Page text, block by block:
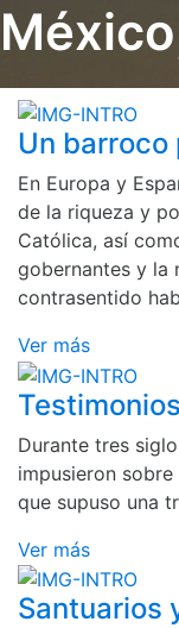
Un barroco
En Europa y
de la riqueza y
Católica, así
gobernantes y la
contrasentido
Ver más
Durante tres
impusieron
que supuso una
Ver más
Santuarios